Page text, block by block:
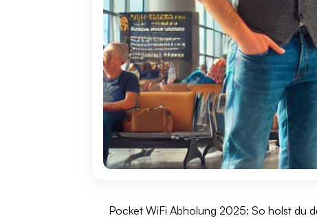
Pocket WiFi Abholung 2025: So holst du